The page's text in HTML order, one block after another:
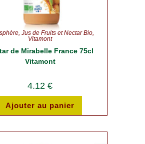
,Jus de Fruits et Nectar Bio,
Vitamont
de Mirabelle France 75cl
Vitamont
4.12€
Ajouter au panier